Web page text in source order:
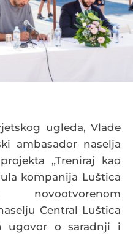
ugleda, Vlade
ambasador naselja
„Treniraj kao
kompanija Luštica
Central Luštica
ugovor o saradnji i